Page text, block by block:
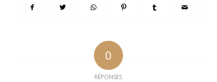
0
RÉPONSES